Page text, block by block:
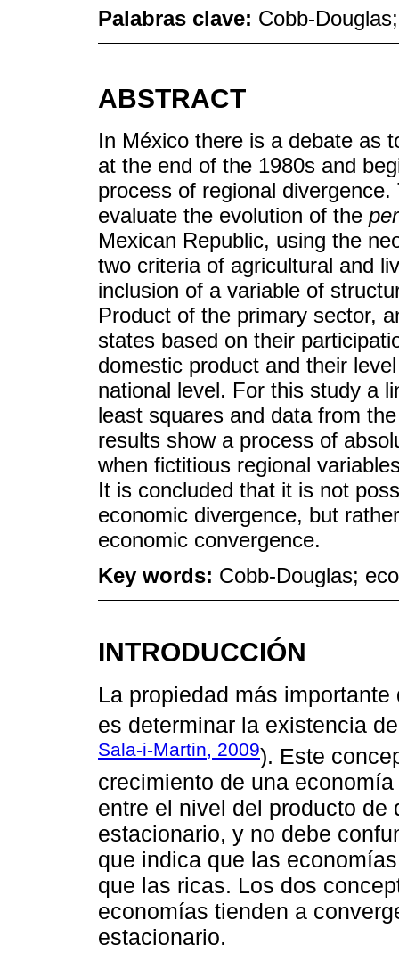
Palabras clave: Cobb-
ABSTRACT
In México there is a debate as
at the end of the 1980s and
process of regional
evaluate the evolution of the
Mexican Republic, using the
two criteria of agricultural and
inclusion of a variable of
Product of the primary sector,
states based on their
domestic product and their
national level. For this study a
least squares and data from
results show a process of
when fictitious regional
It is concluded that it is not
economic divergence, but
economic convergence.
Key words: Cobb-Douglas;
INTRODUCCIÓN
La propiedad más
es determinar la existencia
Sala-i-Martin, 2009). Este
crecimiento de una
entre el nivel del producto
estacionario, y no debe
que indica que las
que las ricas. Los dos
economías tienden a
estacionario.